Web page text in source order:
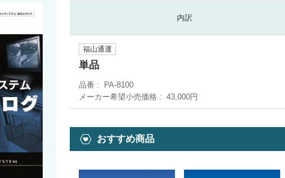
内訳
福山通運
単品
品番
PA-8100
メーカー希望小売価格
43,000円
おすすめ商品